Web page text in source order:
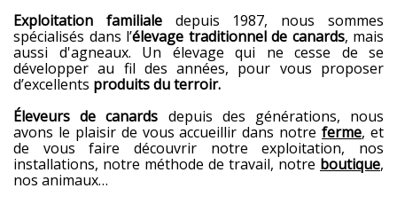
Exploitation familialedepuis 1987, nous sommes
spécialisés dans l’élevage traditionnel de canards, mais
aussi d'agneaux. Un élevage qui ne cesse de se
développer au fil des années, pour vous proposer
d’excellents produits du terroir.
Éleveurs de canards depuis des générations, nous
avons le plaisir de vous accueillir dans notreferme, et
de vous faire découvrir notre exploitation, nos
installations, notre méthode de travail, notre boutique,
nos animaux…